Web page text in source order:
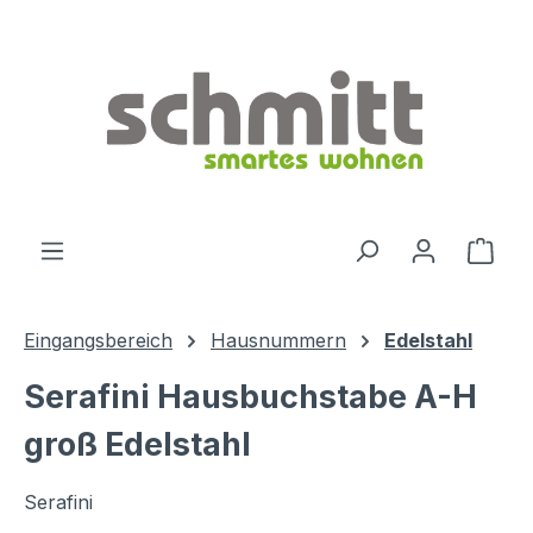
Eingangsbereich Hausnummern Edelstahl
Serafini Hausbuchstabe A-H
groß Edelstahl
Serafini